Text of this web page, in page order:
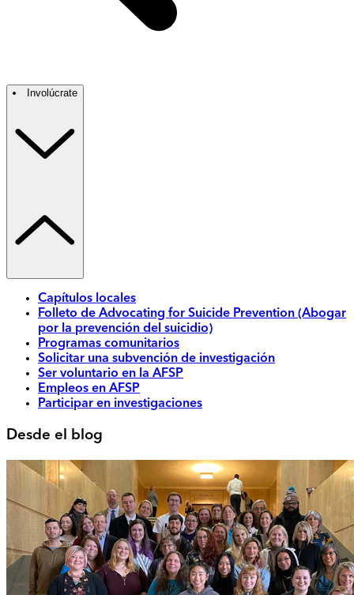
Involúcrate
Capítulos locales
Folleto de Advocating for Suicide Prevention (Abogar
por la prevención del suicidio)
Programas comunitarios
Solicitar una subvención de investigación
Ser voluntario en la AFSP
Empleos en AFSP
Participar en investigaciones
Desde el blog